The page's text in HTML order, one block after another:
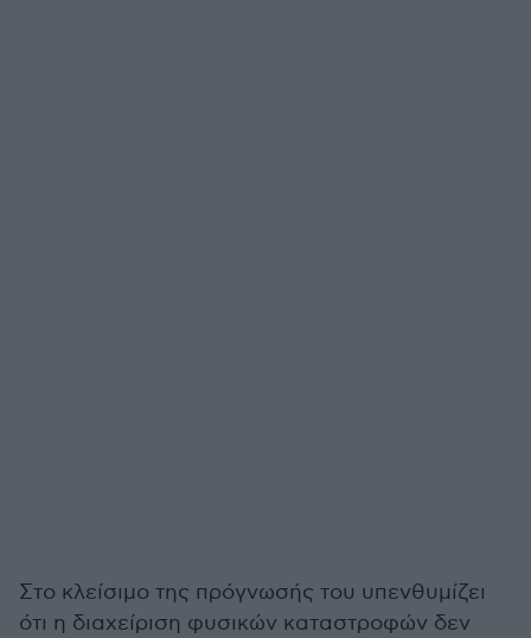
Στο κλείσιμο της πρόγνωσής του υπενθυμίζει
ότι η διαχείριση φυσικών καταστροφών δεν